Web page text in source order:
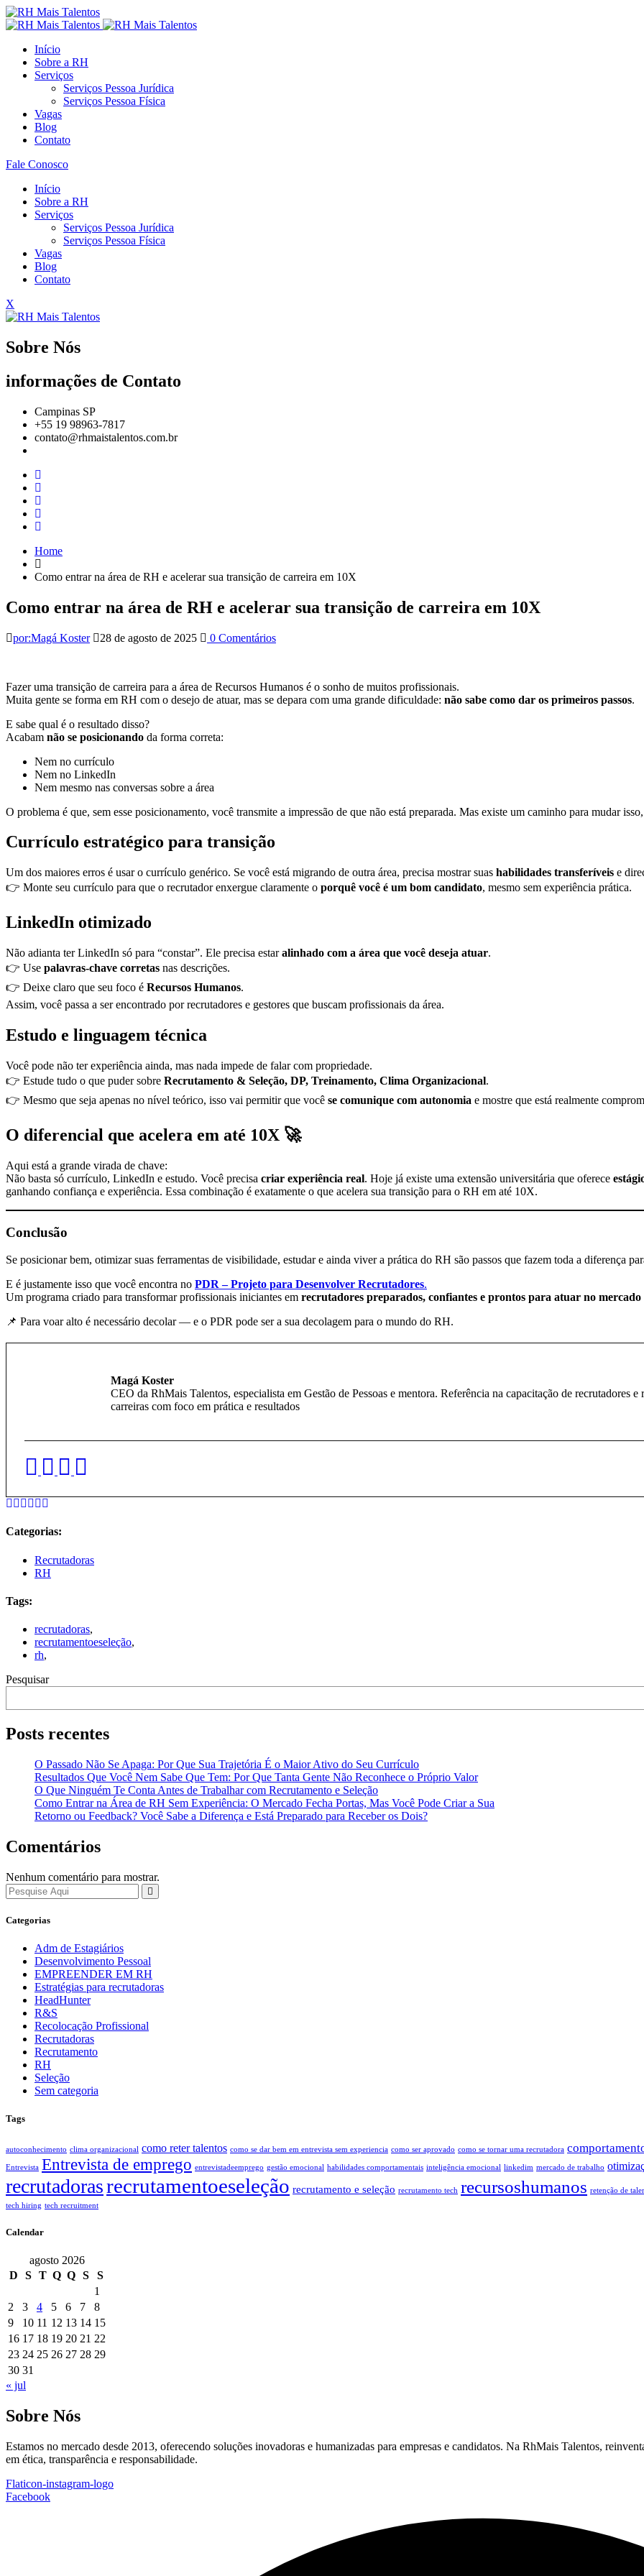
Início
Sobre a RH
Serviços
Serviços Pessoa Jurídica
Serviços Pessoa Física
Vagas
Blog
Contato
Fale Conosco
Início
Sobre a RH
Serviços
Serviços Pessoa Jurídica
Serviços Pessoa Física
Vagas
Blog
Contato
X
Sobre Nós
informações de Contato
Campinas SP
+55 19 98963-7817
contato@rhmaistalentos.com.br
Home
Como entrar na área de RH e acelerar sua transição de carreira em 10X
Como entrar na área de RH e acelerar sua transição de carreira em 10X
por:Magá Koster 28 de agosto de 2025 0 Comentários
Fazer uma transição de carreira para a área de Recursos Humanos é o sonho de muitos profissionais.
Muita gente se forma em RH com o desejo de atuar, mas se depara com uma grande dificuldade: não sabe como dar os primeiros passos.
E sabe qual é o resultado disso?
Acabam não se posicionando da forma correta:
Nem no currículo
Nem no LinkedIn
Nem mesmo nas conversas sobre a área
O problema é que, sem esse posicionamento, você transmite a impressão de que não está preparada. Mas existe um caminho para mudar
Currículo estratégico para transição
Um dos maiores erros é usar o currículo genérico. Se você está migrando de outra área, precisa mostrar suas habilidades transferíveis e
👉 Monte seu currículo para que o recrutador enxergue claramente o porquê você é um bom candidato, mesmo sem experiência prática.
LinkedIn otimizado
Não adianta ter LinkedIn só para “constar”. Ele precisa estaralinhado com a área que você deseja atuar.
👉 Use palavras-chave corretas nas descrições.
👉 Deixe claro que seu foco é Recursos Humanos.
Assim, você passa a ser encontrado por recrutadores e gestores que buscam profissionais da área.
Estudo e linguagem técnica
Você pode não ter experiência ainda, mas nada impede de falar com propriedade.
👉 Estude tudo o que puder sobre Recrutamento & Seleção, DP, Treinamento, Clima Organizacional.
👉 Mesmo que seja apenas no nível teórico, isso vai permitir que você se comunique com autonomia e mostre que está realmente
O diferencial que acelera em até 10X 🚀
Aqui está a grande virada de chave:
Não basta só currículo, LinkedIn e estudo. Você precisa criar experiência real. Hoje já existe uma extensão universitária que oferece
ganhando confiança e experiência. Essa combinação é exatamente o que acelera sua transição para o RH em até 10X.
Conclusão
Se posicionar bem, otimizar suas ferramentas de visibilidade, estudar e ainda viver a prática do RH são passos que fazem toda a diferença
E é justamente isso que você encontra no PDR – Projeto para Desenvolver Recrutadores.
Um programa criado para transformar profissionais iniciantes em recrutadores preparados, confiantes e prontos para atuar no mercado
📌 Para voar alto é necessário decolar — e o PDR pode ser a sua decolagem para o mundo do RH.
Magá Koster
CEO da RhMais Talentos, especialista em Gestão de Pessoas e mentora. Referência na capacitação de recrutadores
carreiras com foco em prática e resultados
Categorias:
Recrutadoras
RH
Tags:
recrutadoras,
recrutamentoeseleção,
rh,
Pesquisar
Posts recentes
O Passado Não Se Apaga: Por Que Sua Trajetória É o Maior Ativo do Seu Currículo
Resultados Que Você Nem Sabe Que Tem: Por Que Tanta Gente Não Reconhece o Próprio Valor
O Que Ninguém Te Conta Antes de Trabalhar com Recrutamento e Seleção
Como Entrar na Área de RH Sem Experiência: O Mercado Fecha Portas, Mas Você Pode Criar a Sua
Retorno ou Feedback? Você Sabe a Diferença e Está Preparado para Receber os Dois?
Comentários
Nenhum comentário para mostrar.
Categorias
Adm de Estagiários
Desenvolvimento Pessoal
EMPREENDER EM RH
Estratégias para recrutadoras
HeadHunter
R&S
Recolocação Profissional
Recrutadoras
Recrutamento
RH
Seleção
Sem categoria
Tags
autoconhecimento clima organizacional como reter talentos como se dar bem em entrevista sem experiencia como ser aprovado como se tornar uma recrutadora
Entrevista Entrevista de emprego entrevistadeemprego gestão emocional habilidades comportamentais inteligência emocional linkedim mercado de trabalho
recrutadorasrecrutamentoeseleção recrutamento e seleção recrutamento tech recursoshumanos retenção de
tech hiring tech recruitment
Calendar
agosto 2026
D
S T Q Q S
S
1
2
3 4 5 6 7
8
9
10 11 12 13 14 15
16 17 18 19 20 21 22
23 24 25 26 27 28 29
30 31
« jul
Sobre Nós
Estamos no mercado desde 2013, oferecendo soluções inovadoras e humanizadas para empresas e candidatos. Na RhMais Talentos,
em ética, transparência e responsabilidade.
Flaticon-instagram-logo
Facebook